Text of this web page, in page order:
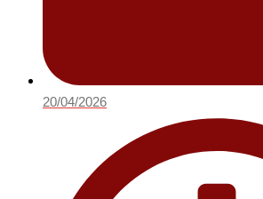
20/04/2026